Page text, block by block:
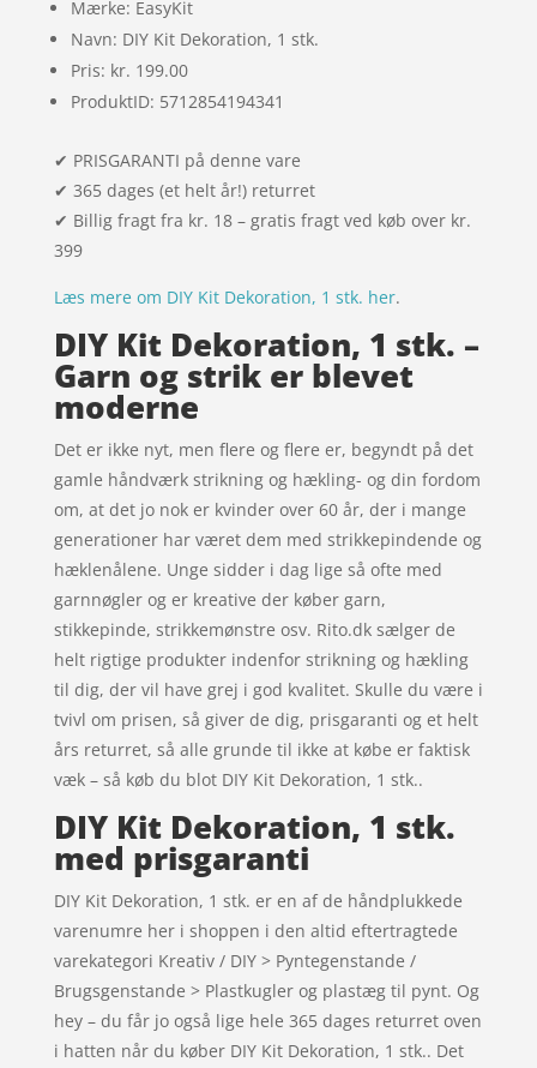
Mærke: EasyKit
Navn: DIY Kit Dekoration, 1 stk.
Pris: kr. 199.00
ProduktID: 5712854194341
✔ PRISGARANTI på denne vare
✔ 365 dages (et helt år!) returret
✔ Billig fragt fra kr. 18 – gratis fragt ved køb over kr.
399
Læs mere om DIY Kit Dekoration, 1 stk. her.
DIY Kit Dekoration, 1 stk. –
Garn og strik er blevet
moderne
Det er ikke nyt, men flere og flere er, begyndt på det
gamle håndværk strikning og hækling- og din fordom
om, at det jo nok er kvinder over 60 år, der i mange
generationer har været dem med strikkepindende og
hæklenålene. Unge sidder i dag lige så ofte med
garnnøgler og er kreative der køber garn,
stikkepinde, strikkemønstre osv. Rito.dk sælger de
helt rigtige produkter indenfor strikning og hækling
til dig, der vil have grej i god kvalitet. Skulle du være i
tvivl om prisen, så giver de dig, prisgaranti og et helt
års returret, så alle grunde til ikke at købe er faktisk
væk – så køb du blot DIY Kit Dekoration, 1 stk..
DIY Kit Dekoration, 1 stk.
med prisgaranti
DIY Kit Dekoration, 1 stk. er en af de håndplukkede
varenumre her i shoppen i den altid eftertragtede
varekategori Kreativ / DIY > Pyntegenstande /
Brugsgenstande > Plastkugler og plastæg til pynt. Og
hey – du får jo også lige hele 365 dages returret oven
i hatten når du køber DIY Kit Dekoration, 1 stk.. Det